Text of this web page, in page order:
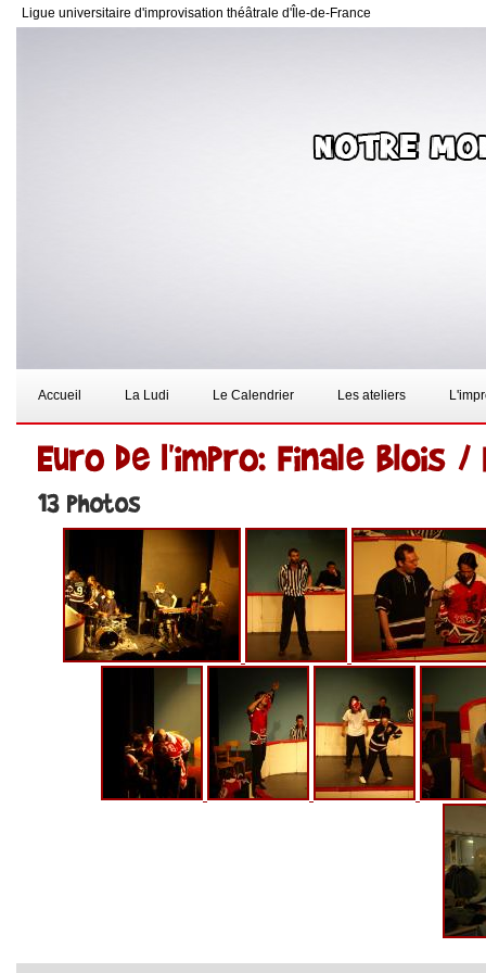
Ligue universitaire d'improvisation théâtrale d'Île-de-France
Accueil La Ludi Le Calendrier Les ateliers